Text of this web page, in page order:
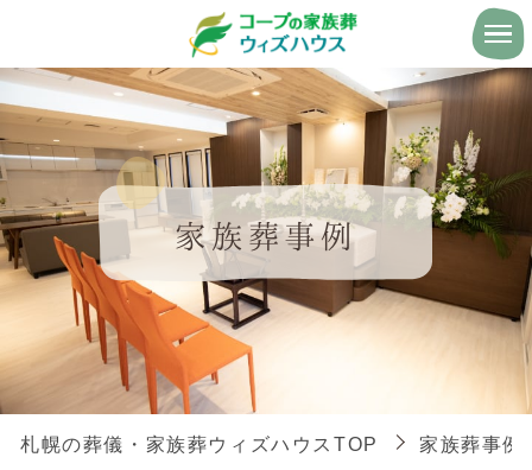
家族葬事例
札幌の葬儀・家族葬ウィズハウスTOP 家族葬事例